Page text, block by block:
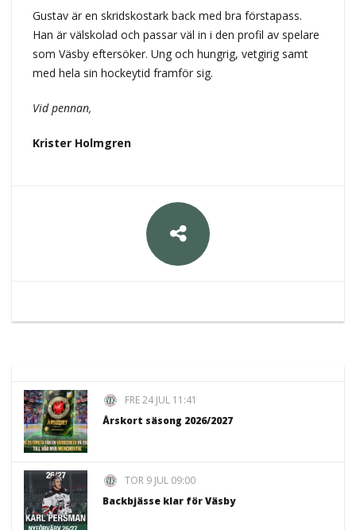
Gustav är en skridskostark back med bra förstapass.
Han är välskolad och passar väl in i den profil av spelare
som Väsby eftersöker. Ung och hungrig, vetgirig samt
med hela sin hockeytid framför sig.
Vid pennan,
Krister Holmgren
FRE 24 JUL 11:41
Årskort säsong 2026/2027
TOR 9 JUL 09:00
Backbjässe klar för Väsby